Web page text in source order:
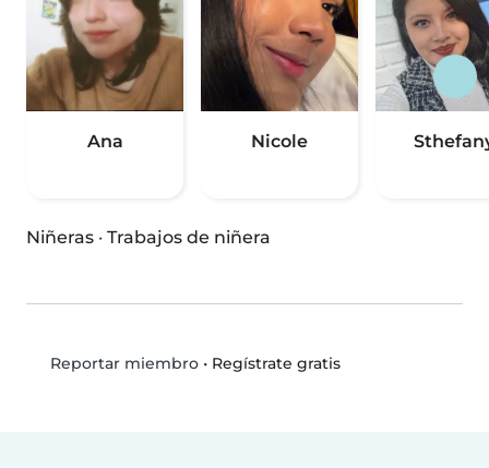
Ana Nicole
Niñeras · Trabajos de niñera
Reportar miembro• Regístrate gratis